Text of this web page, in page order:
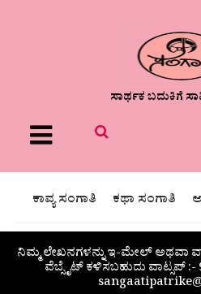
ಸಾರ್ಥಕ ಬದುಕಿಗೆ
Menu
ಕಾವ್ಯ ಸಂಗಾತಿ ಕಥಾ ಸಂಗಾತಿ
ನಿಮ್ಮ ಲೇಖನಗಳನ್ನು ಇ-ಮೇಲ್ ಅಥವಾ
ವೆಬ್ಸೈಟ್ ಕಳಿಸಬಹುದು ವಾಟ್ಸಪ್‌ :-